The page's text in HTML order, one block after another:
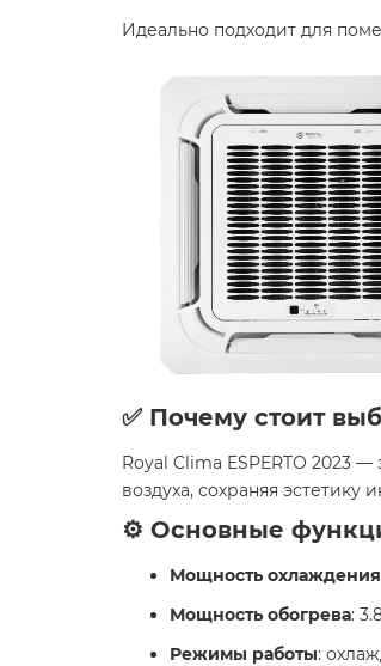
Идеально подходит для
✅ Почему стоит
Royal Clima ESPERTO 2023
воздуха, сохраняя
⚙️ Основные
Мощность охлаждения
Мощность обогрева:
Режимы работы: